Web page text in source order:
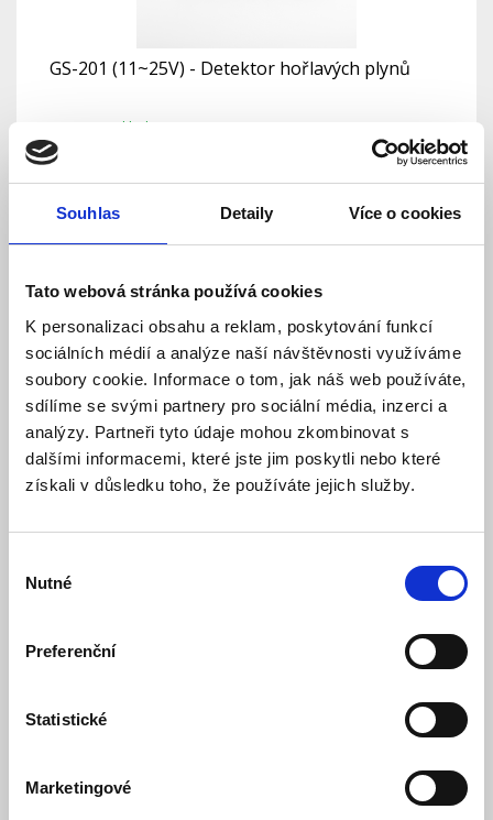
Souhlas Detaily Více o cookies
Tato webová stránka používá cookies
K personalizaci obsahu a reklam, poskytování funkcí
sociálních médií a analýze naší návštěvnosti využíváme
soubory cookie. Informace o tom, jak náš web používáte,
sdílíme se svými partnery pro sociální média, inzerci a
analýzy. Partneři tyto údaje mohou zkombinovat s
dalšími informacemi, které jste jim poskytli nebo které
získali v důsledku toho, že používáte jejich služby.
souhlasu
Nutné
Preferenční
Statistické
Marketingové
GS-201 (11~25V) - Detektor hořlavých plynů
Skladem
1 198 Kč
Detail Do košíku
Dostupnost:
1 488 Kč
Detail Do košíku